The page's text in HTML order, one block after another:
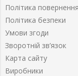
Політика повернення
Політика безпеки
Умови згоди
Зворотній зв’язок
Карта сайту
Виробники